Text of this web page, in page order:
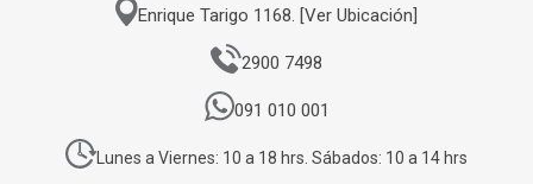
Enrique Tarigo 1168. [Ver Ubicación]
2900 7498
091 010 001
Lunes a Viernes: 10 a 18 hrs. Sábados: 10 a 14 hrs